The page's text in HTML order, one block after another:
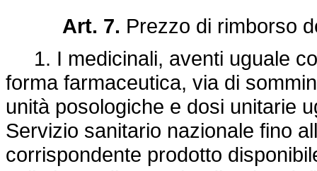
Art. 7. Prezzo di rimborso
1. I medicinali, aventi uguale
forma farmaceutica, via di
unità posologiche e dosi unitarie
Servizio sanitario nazionale fino
corrispondente prodotto